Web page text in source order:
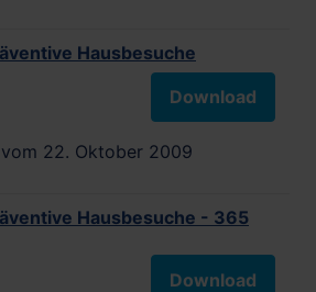
Hausbesuche
Download
22. Oktober 2009
Hausbesuche - 365
Download